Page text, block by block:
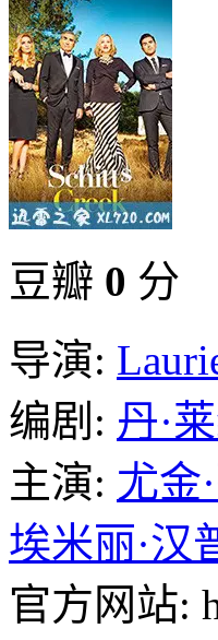
豆瓣 0 分
导演:
编剧: 丹·
主演: 尤金
埃米丽·汉
官方网站: